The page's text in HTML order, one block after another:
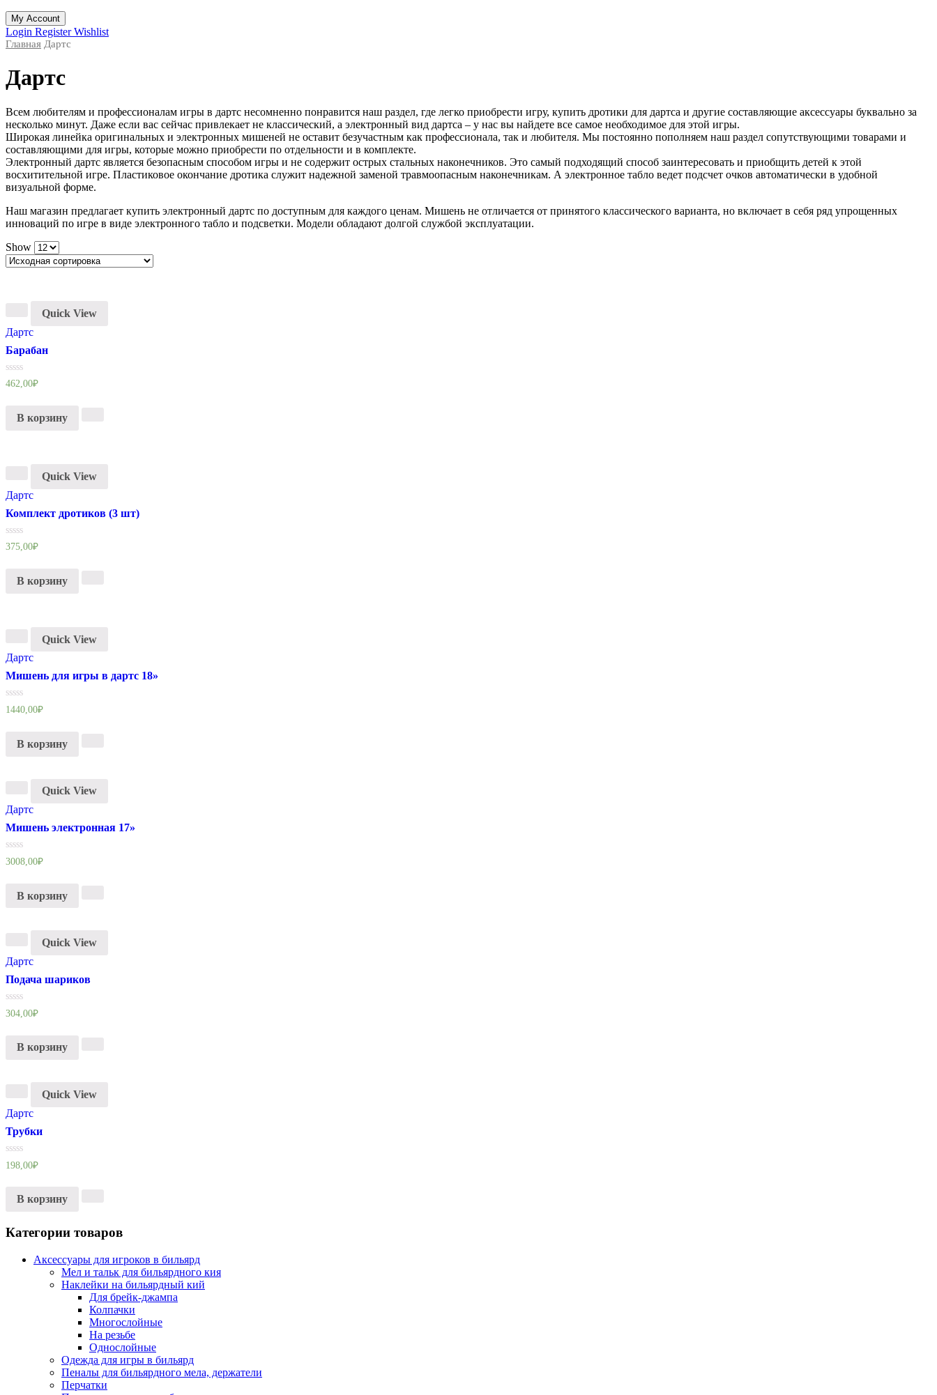
My Account
Login RegisterWishlist
Главная Дартс
Дартс
Всем любителям и профессионалам игры в дартс несомненно понравится наш раздел, где легко приобрести игру, купить дротики для дартса и другие составляющие аксессуары буквально за
несколько минут. Даже если вас сейчас привлекает не классический, а электронный вид дартса – у нас вы найдете все самое необходимое для этой игры.
Широкая линейка оригинальных и электронных мишеней не оставит безучастным как профессионала, так и любителя. Мы постоянно пополняем наш раздел сопутствующими товарами и
составляющими для игры, которые можно приобрести по отдельности и в комплекте.
Электронный дартс является безопасным способом игры и не содержит острых стальных наконечников. Это самый подходящий способ заинтересовать и приобщить детей к этой
восхитительной игре. Пластиковое окончание дротика служит надежной заменой травмоопасным наконечникам. А электронное табло ведет подсчет очков автоматически в удобной
визуальной форме.
Наш магазин предлагает купить электронный дартс по доступным для каждого ценам. Мишень не отличается от принятого классического варианта, но включает в себя ряд упрощенных
инноваций по игре в виде электронного табло и подсветки. Модели обладают долгой службой эксплуатации.
Show
Quick View
Дартс
Барабан
Оценка
0
462,00₽
В корзину
Quick View
Дартс
Комплект дротиков (3 шт)
Оценка
0
375,00₽
В корзину
Quick View
Дартс
Мишень для игры в дартс 18»
Оценка
0
1440,00₽
В корзину
Quick View
Дартс
Мишень электронная 17»
Оценка
0
3008,00₽
В корзину
Quick View
Дартс
Подача шариков
Оценка
0
304,00₽
В корзину
Quick View
Дартс
Трубки
Оценка
0
198,00₽
В корзину
Категории товаров
Аксессуары для игроков в бильярд
Мел и тальк для бильярдного кия
Наклейки на бильярдный кий
Для брейк-джампа
Колпачки
Многослойные
На резьбе
Однослойные
Одежда для игры в бильярд
Пеналы для бильярдного мела, держатели
Перчатки